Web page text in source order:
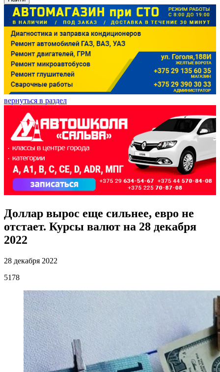
вернуться в раздел
Доллар вырос еще сильнее, евро не
отстает. Курсы валют на 28 декабря
2022
28 декабря 2022
5178